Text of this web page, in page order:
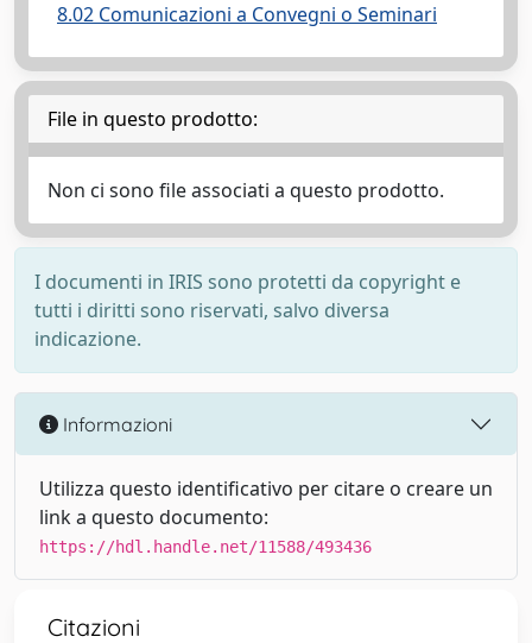
8.02 Comunicazioni a Convegni o Seminari
File in questo prodotto:
Non ci sono file associati a questo prodotto.
I documenti in IRIS sono protetti da copyright e
tutti i diritti sono riservati, salvo diversa
indicazione.
Informazioni
Utilizza questo identificativo per citare o creare un
link a questo documento:
https://hdl.handle.net/11588/493436
Citazioni